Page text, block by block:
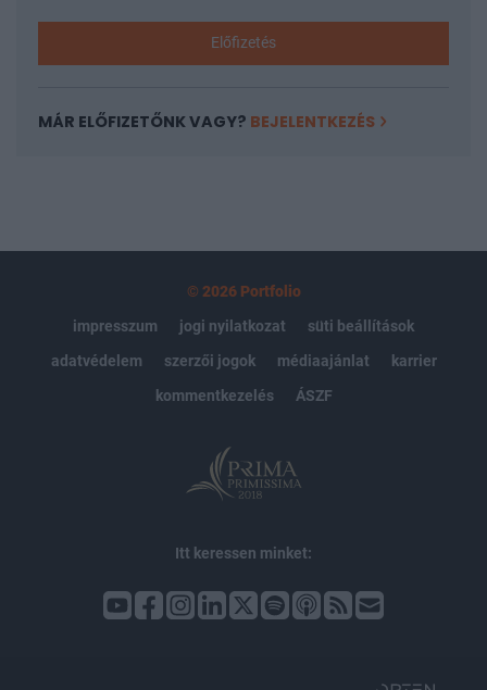
Előfizetés
MÁR ELŐFIZETŐNK VAGY? BEJELENTKEZÉS
© 2026 Portfolio
impresszum
jogi nyilatkozat
süti beállítások
adatvédelem
szerzői jogok médiaajánlat
karrier
kommentkezelés
ÁSZF
Itt keressen minket: